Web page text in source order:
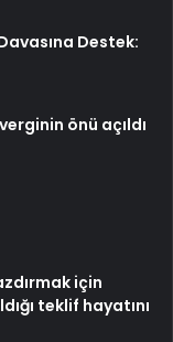
Destek:
önü açıldı
için
teklif hayatını